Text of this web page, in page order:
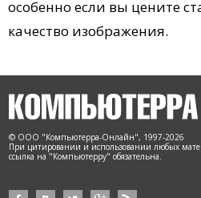
особенно если вы цените
качество изображения.
© ООО "Компьютерра-Онлайн", 1997-2026
При цитировании и использовании любых
ссылка на "Компьютерру" обязательна.